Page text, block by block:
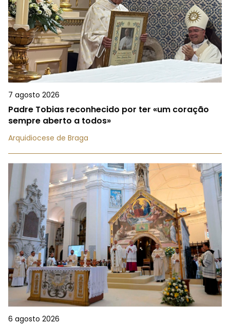
7 agosto 2026
Padre Tobias reconhecido por ter «um coração
sempre aberto a todos»
Arquidiocese de Braga
6 agosto 2026